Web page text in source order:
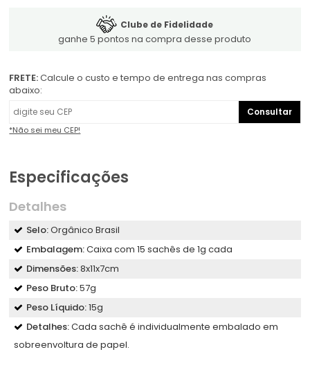
Clube de Fidelidade
ganhe 5 pontos na compra desse produto
FRETE:Calcule o custo e tempo de entrega nas compras
abaixo:
Consultar
*Não sei meu CEP!
Especificações
Detalhes
Selo:Orgânico Brasil
Embalagem:Caixa com 15 sachês de 1g cada
Dimensões:8x11x7cm
Peso Bruto:57g
Peso Líquido:15g
Detalhes:Cada sachê é individualmente embalado em
sobreenvoltura de papel.